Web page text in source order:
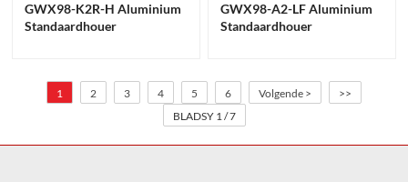
GWX98-K2R-H Aluminium
Standaardhouer
GWX98-A2-LF Aluminium
Standaardhouer
1 2 3 4 5 6 Volgende >
>>
BLADSY 1 / 7